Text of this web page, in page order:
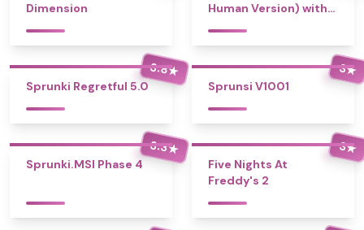
Dimension
Human Version) with
3.8★
Sprunki Regretful 5.0
3★
Sprunsi V1001
3.3★
Sprunki.MSI Phase 4
3★
Five Nights At
Freddy's 2